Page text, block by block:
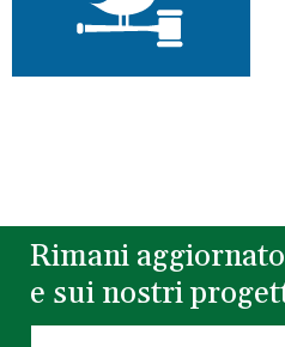
Rimani
e sui nostri